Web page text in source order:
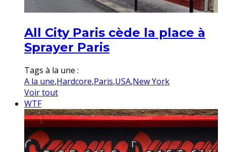
All City Paris cède la place à
Sprayer Paris
Tags à la une :
A la une,Hardcore,Paris,USA,New York
Voir tout
WTF